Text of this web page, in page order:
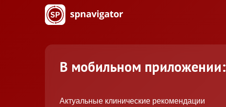
В мобильном приложении:
Актуальные клинические рекомендации